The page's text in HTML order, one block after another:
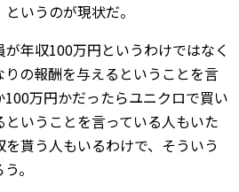
いうのが現状だ。
年収100万円というわけではなく
の報酬を与えるということを言
万円かだったらユニクロで買い
いうことを言っている人もいた
貰う人もいるわけで、そういう
。